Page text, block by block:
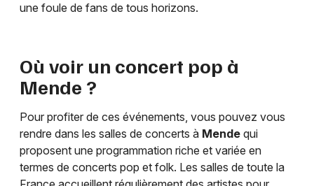
une foule de fans de tous horizons.
Où voir un concert pop à
Mende ?
Pour profiter de ces événements, vous pouvez vous
rendre dans les salles de concerts à Mende qui
proposent une programmation riche et variée en
termes de concerts pop et folk. Les salles de toute la